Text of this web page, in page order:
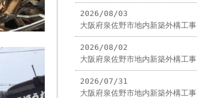
2026/08/03
大阪府泉佐野市地内新築外構工事
2026/08/02
大阪府泉佐野市地内新築外構工事
2026/07/31
大阪府泉佐野市地内新築外構工事